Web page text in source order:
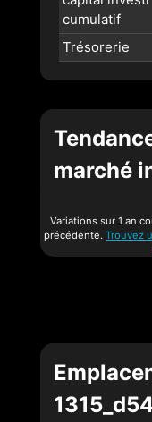
cumulatif
Trésorerie
marché
Variations sur 1 an
précédente. Trouvez